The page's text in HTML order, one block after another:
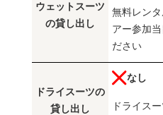
ウェットスーツ
の貸し出し
無料レン
アー参加
ださい
ドライスーツの
貸し出し
なし
ドライス